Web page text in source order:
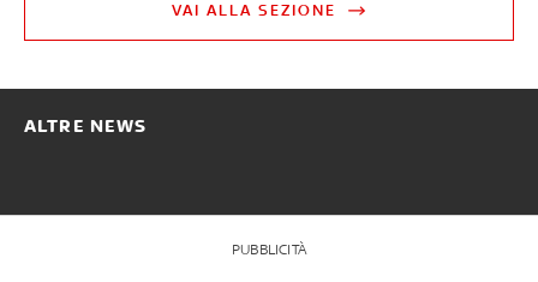
VAI ALLA SEZIONE
ALTRE NEWS
PUBBLICITÀ